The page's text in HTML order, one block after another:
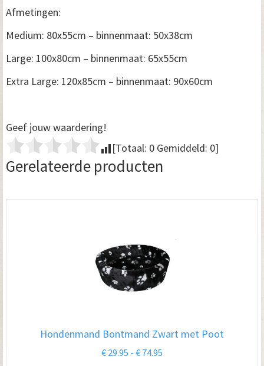
Afmetingen:
Medium: 80x55cm – binnenmaat: 50x38cm
Large: 100x80cm – binnenmaat: 65x55cm
Extra Large: 120x85cm – binnenmaat: 90x60cm
Geef jouw waardering!
[Totaal: 0 Gemiddeld: 0]
Gerelateerde producten
Hondenmand Bontmand Zwart met Poot
€ 29.95 - € 74.95